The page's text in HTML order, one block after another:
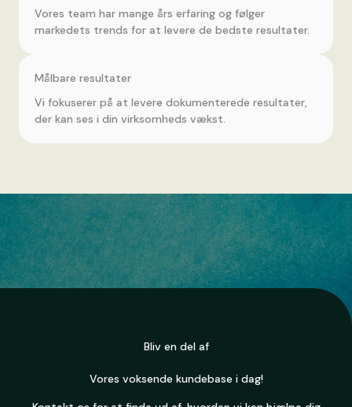
Vores team har mange års erfaring og følger
markedets trends for at levere de bedste resultater.
Målbare resultater
Vi fokuserer på at levere dokumenterede resultater,
der kan ses i din virksomheds vækst.
Bliv en del af
Vores voksende kundebase i dag!